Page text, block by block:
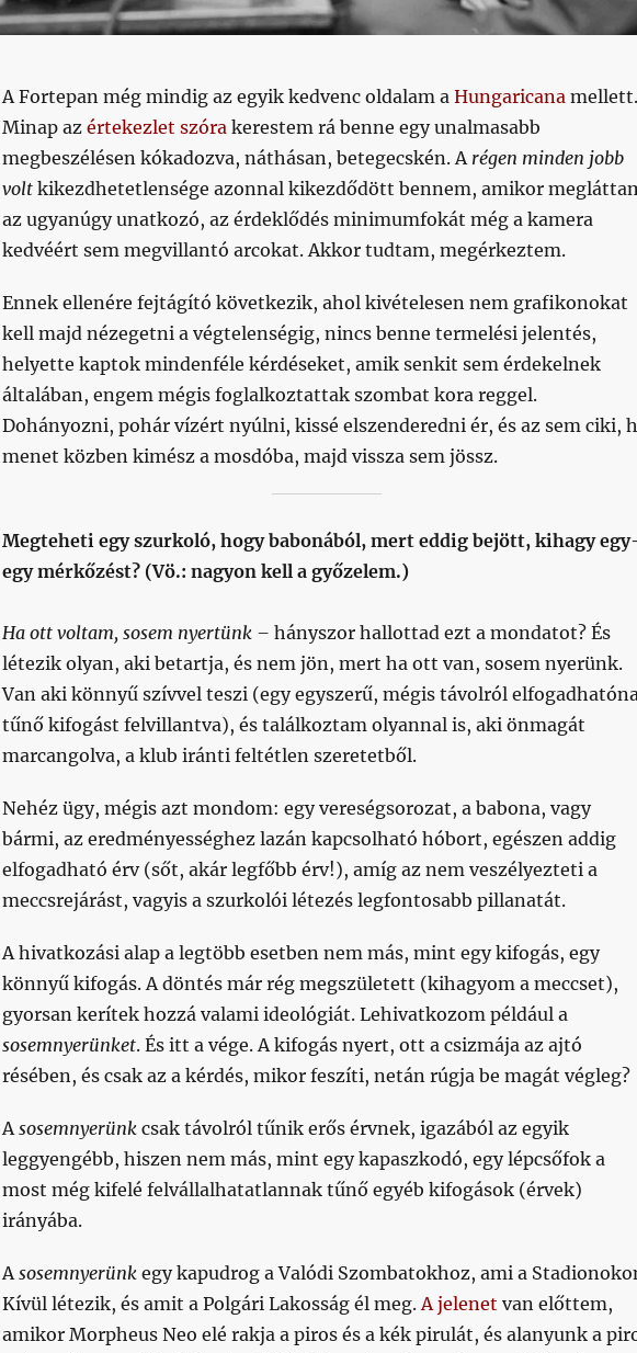
A Fortepan még mindig az egyik kedvenc oldalam a Hungaricanamellett.
Minap az értekezlet szórakerestem rá benne egy unalmasabb
megbeszélésen kókadozva, náthásan, betegecskén. A régen minden jobb
voltkikezdhetetlensége azonnal kikezdődött bennem, amikor
az ugyanúgy unatkozó, az érdeklődés minimumfokát még a kamera
kedvéért sem megvillantó arcokat. Akkor tudtam, megérkeztem.
Ennek ellenére fejtágító következik, ahol kivételesen nem grafikonokat
kell majd nézegetni a végtelenségig, nincs benne termelési jelentés,
helyette kaptok mindenféle kérdéseket, amik senkit sem érdekelnek
általában, engem mégis foglalkoztattak szombat kora reggel.
Dohányozni, pohár vízért nyúlni, kissé elszenderedni ér, és az sem ciki,
menet közben kimész a mosdóba, majd vissza sem jössz.
Megteheti egy szurkoló, hogy babonából, mert eddig bejött, kihagy
egy mérkőzést? (Vö.: nagyon kell a győzelem.)
Ha ott voltam, sosem nyertünk – hányszor hallottad ezt a mondatot? És
létezik olyan, aki betartja, és nem jön, mert ha ott van, sosem nyerünk.
Van aki könnyű szívvel teszi (egy egyszerű, mégis távolról
tűnő kifogást felvillantva), és találkoztam olyannal is, aki önmagát
marcangolva, a klub iránti feltétlen szeretetből.
Nehéz ügy, mégis azt mondom: egy vereségsorozat, a babona, vagy
bármi, az eredményességhez lazán kapcsolható hóbort, egészen addig
elfogadható érv (sőt, akár legfőbb érv!), amíg az nem veszélyezteti a
meccsrejárást, vagyis a szurkolói létezés legfontosabb pillanatát.
A hivatkozási alap a legtöbb esetben nem más, mint egy kifogás, egy
könnyű kifogás. A döntés már rég megszületett (kihagyom a meccset),
gyorsan kerítek hozzá valami ideológiát. Lehivatkozom például a
sosemnyerünket. És itt a vége. A kifogás nyert, ott a csizmája az ajtó
résében, és csak az a kérdés, mikor feszíti, netán rúgja be magát végleg?
Asosemnyerünk csak távolról tűnik erős érvnek, igazából az egyik
leggyengébb, hiszen nem más, mint egy kapaszkodó, egy lépcsőfok a
most még kifelé felvállalhatatlannak tűnő egyéb kifogások (érvek)
irányába.
Asosemnyerünkegy kapudrog a Valódi Szombatokhoz, ami a
Kívül létezik, és amit a Polgári Lakosság él meg.A jelenet van előttem,
amikor Morpheus Neo elé rakja a piros és a kék pirulát, és alanyunk a